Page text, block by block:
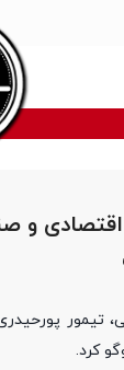
و
تیمور
کرد.